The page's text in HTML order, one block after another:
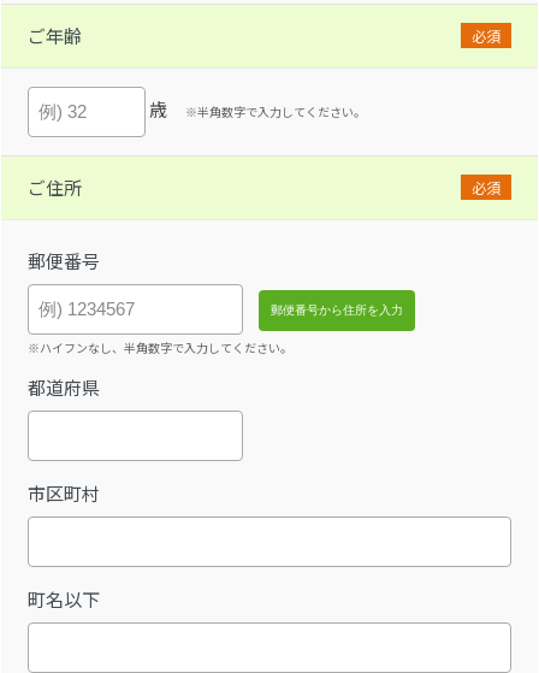
ご年齢 必須
歳 ※半角数字で入力してください。
ご住所 必須
郵便番号
※ハイフンなし、半角数字で入力してください。
都道府県
市区町村
町名以下